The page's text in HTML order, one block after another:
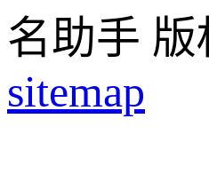
名助手 版
sitemap